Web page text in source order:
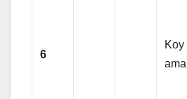
6
Koy
ama